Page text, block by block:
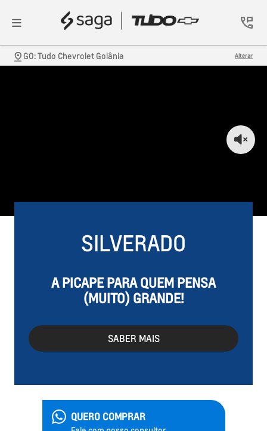
GO: Tudo Chevrolet Goiânia Alterar
SILVERADO
A PICAPE PARA QUEM PENSA
(MUITO) GRANDE!
SABER MAIS
QUERO COMPRAR